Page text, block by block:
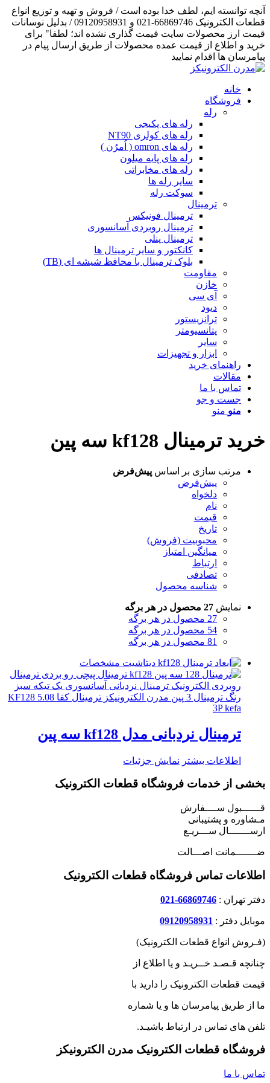
آنچه توانسته ایم، لطف خدا بوده است / فروش و تهیه و توزیع انواع
قطعات الکترونیک 66869746-021 و 09120958931 / بدلیل نوسانات
قیمت ارز محصولات سایت قیمت گذاری نشده اند؛ لطفا" برای
خرید و اطلاع از قیمت عمده محصولات از طریق ارسال پیام در
پیامرسان ها اقدام نمایید
خانه
فروشگاه
رله
رله های پکیجی
رله های کولری NT90
رله های omron ( اُمرُن )
رله های پایه میلون
رله های مخابراتی
سایر رله ها
سوکت رله
ترمینال
ترمینال فونیکس
ترمینال روبردی آسانسوری
ترمینال پنلی
کانکتور و سایر ترمینال ها
بلوک ترمینال با محافظ شیشه ای (TB)
مقاومت
خازن
آی سی
دیود
ترانزیستور
پتانسیومتر
سایر
ابزار و تجهیزات
راهنمای خرید
مقالات
تماس با ما
جست و جو
منو منو
خرید ترمینال kf128 سه پین
مرتب سازی بر اساس پیش‌فرض
پیش‌فرض
دلخواه
نام
قیمت
تاریخ
محبوبیت (فروش)
میانگین امتیاز
ارتباط
تصادفی
شناسه محصول
نمایش 27 محصول در هر برگه
27 محصول در هر برگه
54 محصول در هر برگه
81 محصول در هر برگه
ترمینال نردبانی مدل kf128 سه پین
اطلاعات بیشتر نمایش جزئیات
بخشی از خدمات فروشگاه قطعات الکترونیک
قــــــبول ســــفارش
مـشاوره و پشتیبانی
ارســـــــال ســـریـع
ضـــــــمانت اصـــالت
اطلاعات تماس فروشگاه قطعات الکترونیک
دفتر تهران : 66869746-021
موبایل دفتر : 09120958931
(فـروش انواع قطعات الکترونیک)
چنانچه قـصـد خــریـد و یا اطلاع از
قیمت قطعات الکترونیک را دارید با
ما از طریق پیامرسان ها و یا شماره
تلفن های تماس در ارتباط باشیـد.
فروشگاه قطعات الکترونیک مدرن الکترونیکز
تماس با ما